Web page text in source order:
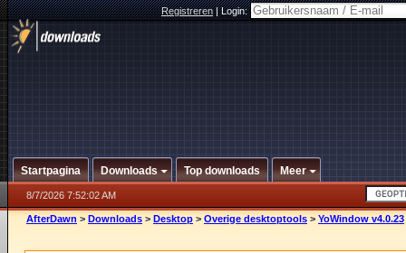
Registreren|Login:
Startpagina Downloads Top downloads Meer
8/7/2026 7:52:02 AM
AfterDawn > Downloads > Desktop > Overige desktoptools > YoWindow v4.0.23